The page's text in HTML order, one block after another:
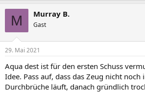
M Murray B.
Gast
29. Mai 2021
Aqua dest ist für den ersten Schuss
Idee. Pass auf, dass das Zeug nicht
Durchbrüche läuft, danach gründlich